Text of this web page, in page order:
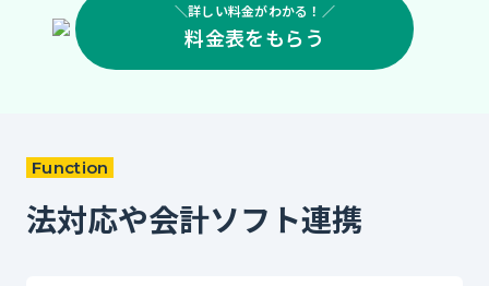
＼詳しい料金がわかる！／
料金表をもらう
Function
法対応や会計ソフト連携